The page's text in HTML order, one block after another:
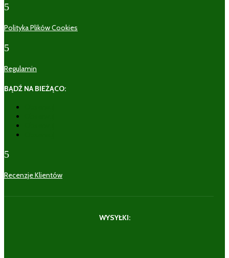
5
Polityka Plików Cookies
5
Regulamin
BĄDŹ NA BIEŻĄCO:
5
Recenzje Klientów
WYSYŁKI: